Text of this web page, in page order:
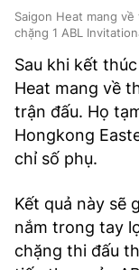
MẠNG XÃ HỘI
Saigon Heat mang
chặng 1 ABL
Sau khi kết
Heat mang về
trận đấu. Họ
Hongkong
chỉ số phụ.
Kết quả này sẽ
nắm trong tay
chặng thi đấu